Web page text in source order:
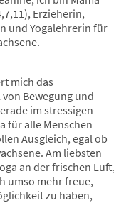
Erzieherin,
und Yogalehrerin für
mich das
Bewegung und
im stressigen
für alle Menschen
Ausgleich, egal ob
Am liebsten
an der frischen
umso mehr freue,
zu haben,